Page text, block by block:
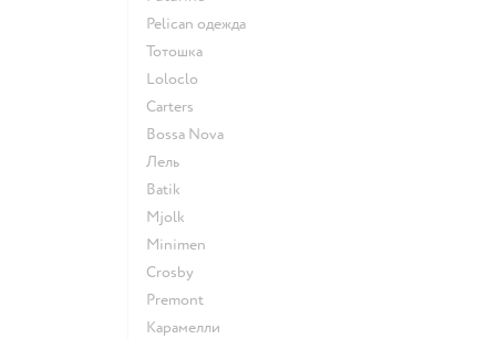
Pelican одежда
Тотошка
Loloclo
Сarters
Bossa Nova
Лель
Batik
Mjolk
Minimen
Crosby
Premont
Карамелли